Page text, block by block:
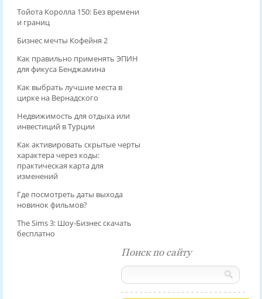
Тойота Королла 150: Без времени
и границ
Бизнес мечты Кофейня 2
Как правильно применять ЭПИН
для фикуса Бенджамина
Как выбрать лучшие места в
цирке на Вернадского
Недвижимость для отдыха или
инвестиций в Турции
Как активировать скрытые черты
характера через коды:
практическая карта для
изменений
Где посмотреть даты выхода
новинок фильмов?
The Sims 3: Шоу-Бизнес скачать
бесплатно
Поиск по сайту